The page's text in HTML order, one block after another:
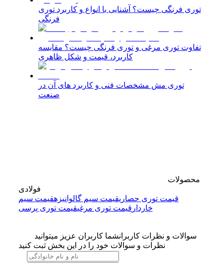
توری فرنگی چیست؟ آشنایی با انواع و کاربرد توری
فرنگی
تفاوت توری مرغی و توری فرنگی چیست؟ مقایسه
کاربرد، قیمت و شکل ظاهری
توری مش مشخصات فنی و کاربرد های آن در
صنعت
محصولات
فولادی
قیمت توری حصاریقیمت سیم گالوانیزهقیمت سیم
خاردار قیمت توری مرغیقیمت توری پرسی
سوالات و نظرات کاربرانشما کاربران عزیز میتوانید
نظرات و سوالات خود را در این بخش ثبت کنید